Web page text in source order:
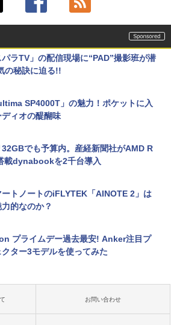
パラTV」の配信現場に“PAD”撮影班が潜
の秘訣に迫る!!
SP4000T」の魅力！ポケットに入
ディオの醍醐味
32GBでも予算内。産経新聞社がAMD R
載dynabookを2千台導入
トノートのiFLYTEK「AINOTE 2」は
的なのか？
プライムデー過去最安! Anker注目プ
クター3モデルを使ってみた
お問い合わせ